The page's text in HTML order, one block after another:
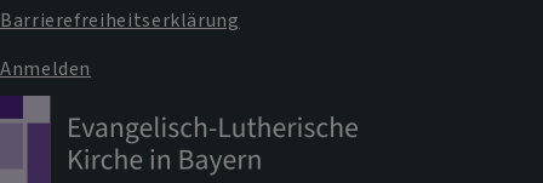
Barrierefreiheitserklärung
Benutzermenü
Anmelden